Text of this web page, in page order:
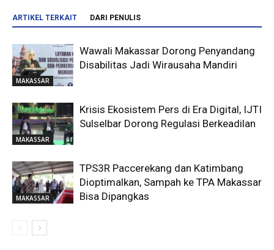
ARTIKEL TERKAIT DARI PENULIS
MAKASSAR
Wawali Makassar Dorong Penyandang
Disabilitas Jadi Wirausaha Mandiri
MAKASSAR
Krisis Ekosistem Pers di Era Digital, IJTI
Sulselbar Dorong Regulasi Berkeadilan
MAKASSAR
TPS3R Paccerekang dan Katimbang
Dioptimalkan, Sampah ke TPA Makassar
Bisa Dipangkas